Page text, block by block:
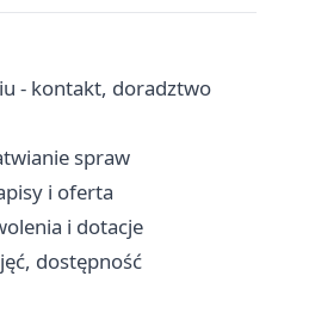
- kontakt, doradztwo
spraw
i oferta
i dotacje
dostępność